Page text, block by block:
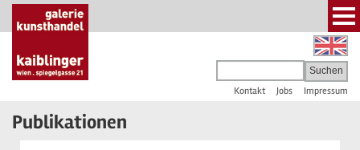
Kontakt Jobs Impressum
Publikationen